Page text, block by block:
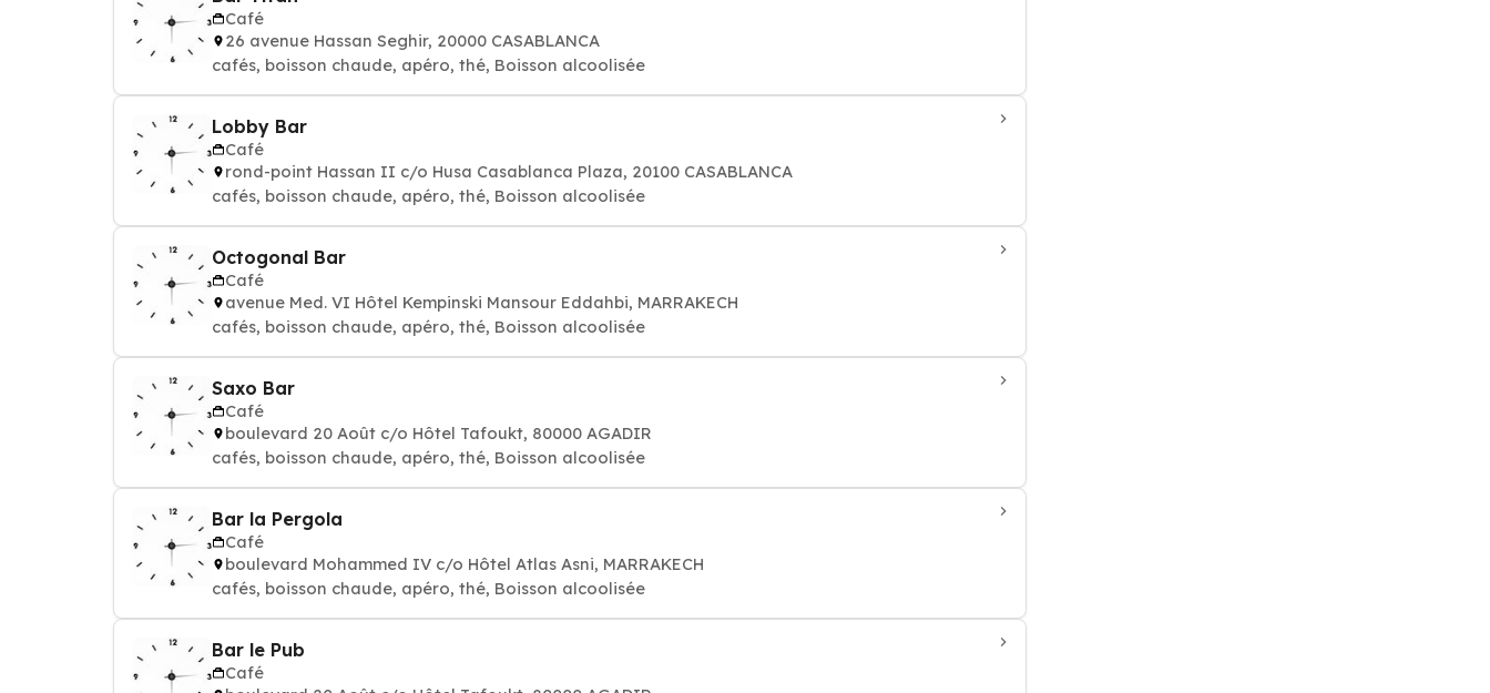
Café
26 avenue Hassan Seghir, 20000 CASABLANCA
cafés, boisson chaude, apéro, thé, Boisson alcoolisée
Lobby Bar
Café
rond-point Hassan II c/o Husa Casablanca Plaza, 20100 CASABLANCA
cafés, boisson chaude, apéro, thé, Boisson alcoolisée
Octogonal Bar
Café
avenue Med. VI Hôtel Kempinski Mansour Eddahbi, MARRAKECH
cafés, boisson chaude, apéro, thé, Boisson alcoolisée
Saxo Bar
Café
boulevard 20 Août c/o Hôtel Tafoukt, 80000 AGADIR
cafés, boisson chaude, apéro, thé, Boisson alcoolisée
Bar la Pergola
Café
boulevard Mohammed IV c/o Hôtel Atlas Asni, MARRAKECH
cafés, boisson chaude, apéro, thé, Boisson alcoolisée
Bar le Pub
Café